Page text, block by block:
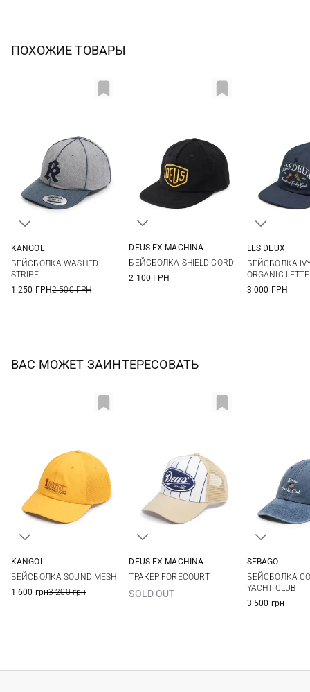
ПОХОЖИЕ ТОВАРЫ
KANGOL
БЕЙСБОЛКА WASHED
STRIPE
1 250 ГРН2 500 ГРН
DEUS EX MACHINА
БЕЙСБОЛКА SHIELD CORD
2 100 ГРН
LES DEUX
БЕЙСБОЛКА IVY
ORGANIC
3 000 ГРН
ВАС МОЖЕТ ЗАИНТЕРЕСОВАТЬ
KANGOL
БЕЙСБОЛКА SOUND MESH
1 600 грн3 200 грн
DEUS EX MACHINА
ТРАКЕР FORECOURT
SOLD OUT
SEBAGO
БЕЙСБОЛКА
YACHT CLUB
3 500 грн